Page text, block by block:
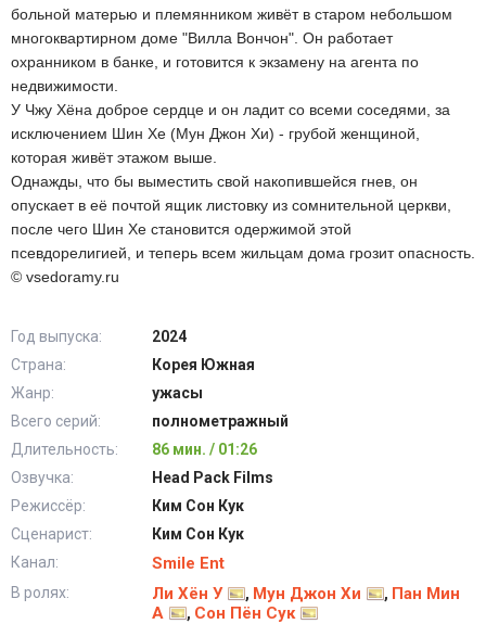
больной матерью и племянником живёт в старом небольшом
многоквартирном доме "Вилла Вончон". Он работает
охранником в банке, и готовится к экзамену на агента по
недвижимости.
У Чжу Хёна доброе сердце и он ладит со всеми соседями, за
исключением Шин Хе (Мун Джон Хи) - грубой женщиной,
которая живёт этажом выше.
Однажды, что бы выместить свой накопившейся гнев, он
опускает в её почтой ящик листовку из сомнительной церкви,
после чего Шин Хе становится одержимой этой
псевдорелигией, и теперь всем жильцам дома грозит опасность.
© vsedoramy.ru
Год выпуска:
2024
Страна:
Корея Южная
Жанр:
ужасы
Всего серий:
полнометражный
Длительность:
86 мин. / 01:26
Озвучка:
Head Pack Films
Режиссёр:
Ким Сон Кук
Сценарист:
Ким Сон Кук
Канал:
Smile Ent
В ролях: Ли Хён У , Мун Джон Хи , Пан Мин
А
, Сон Пён Сук